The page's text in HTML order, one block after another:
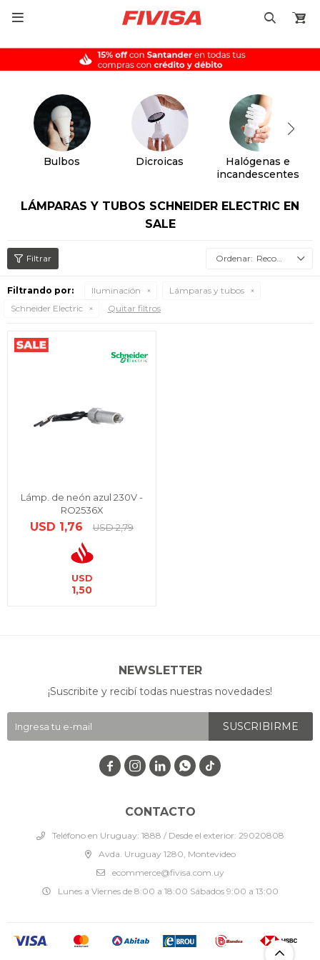

Bulbos Dicroicas
Halógenas e
incandescentes
LÁMPARAS Y TUBOS SCHNEIDER ELECTRIC EN
SALE
Recomendados
Filtrando por: Iluminación
Lámparas y tubos
Schneider Electric
Quitar filtros
Lámp. de neón azul 230V -
RO2536X
USD 1,76 USD 2,79
USD
1,50
CONTACTO
Teléfono en Uruguay: 1888 / Desde el exterior: 29020808
Avda. Uruguay 1280, Montevideo
ecommerce@fivisa.com.uy
Lunes a Viernes de 8:00 a 18:00 Sábados 9:00 a 13:00
NEWSLETTER
¡Suscribite y recibí todas nuestras novedades!
SUSCRIBIRME
   